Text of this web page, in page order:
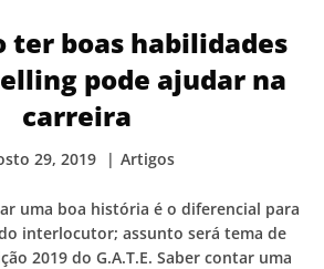
ter boas habilidades
pode ajudar na
carreira
29, 2019 Artigos
uma boa história é o diferencial para
interlocutor; assunto será tema de
2019 do G.A.T.E. Saber contar uma